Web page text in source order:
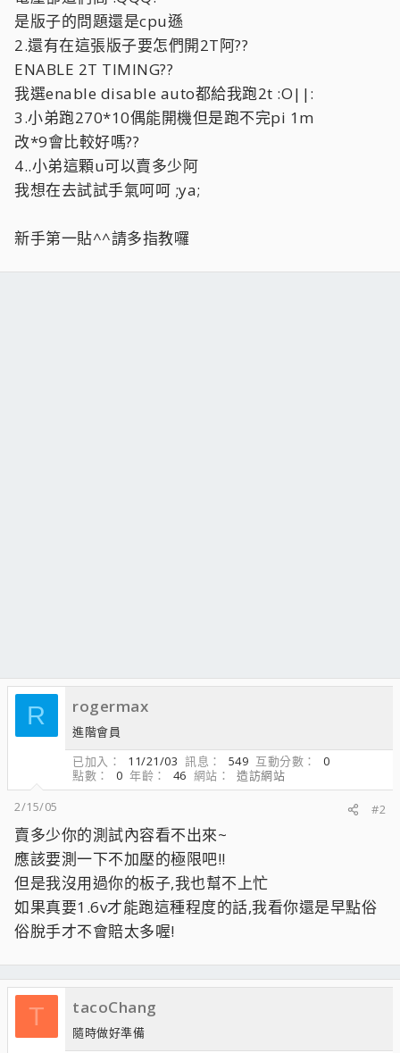
是版子的問題還是cpu遜
2.還有在這張版子要怎們開2T阿??
ENABLE 2T TIMING??
我選enable disable auto都給我跑2t :O||:
3.小弟跑270*10偶能開機但是跑不完pi 1m
改*9會比較好嗎??
4..小弟這顆u可以賣多少阿
我想在去試試手氣呵呵 ;ya;
新手第一貼^^請多指教囉
R rogermax
進階會員
已加入
11/21/03 訊息 549 互動分數
0
點數
0 年齡 46 網站
造訪網站
2/15/05
#2
賣多少你的測試內容看不出來~
應該要測一下不加壓的極限吧!!
但是我沒用過你的板子,我也幫不上忙
如果真要1.6v才能跑這種程度的話,我看你還是早點俗
俗脫手才不會賠太多喔!
T tacoChang
隨時做好準備